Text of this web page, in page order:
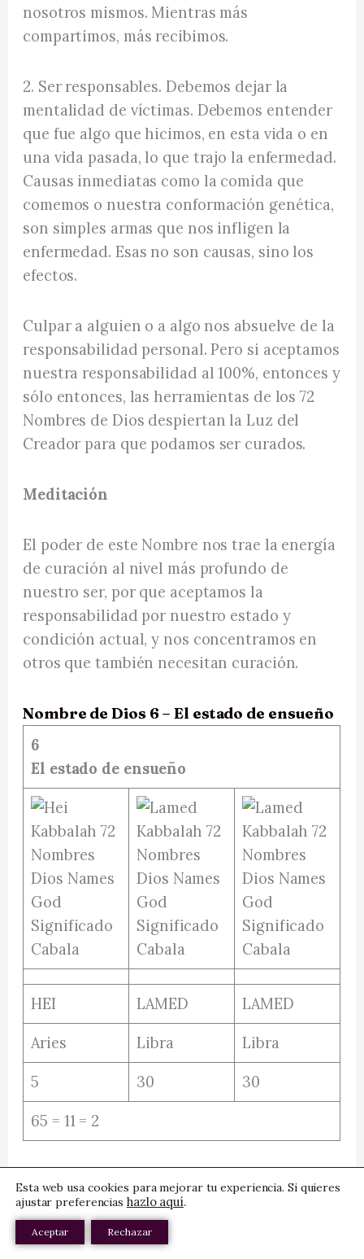
nosotros mismos. Mientras más
compartimos, más recibimos.
2. Ser responsables. Debemos dejar la
mentalidad de víctimas. Debemos entender
que fue algo que hicimos, en esta vida o en
una vida pasada, lo que trajo la enfermedad.
Causas inmediatas como la comida que
comemos o nuestra conformación genética,
son simples armas que nos infligen la
enfermedad. Esas no son causas, sino los
efectos.
Culpar a alguien o a algo nos absuelve de la
responsabilidad personal. Pero si aceptamos
nuestra responsabilidad al 100%, entonces y
sólo entonces, las herramientas de los 72
Nombres de Dios despiertan la Luz del
Creador para que podamos ser curados.
Meditación
El poder de este Nombre nos trae la energía
de curación al nivel más profundo de
nuestro ser, por que aceptamos la
responsabilidad por nuestro estado y
condición actual, y nos concentramos en
otros que también necesitan curación.
Nombre de Dios 6 – El estado de ensueño
6
El estado de ensueño
HEI LAMED LAMED
Aries Libra Libra
5 30 30
65 = 11 = 2
hay, sino que sólo es una de las muchas
dimensiones. Estas otras dimensiones son
accecibles de formas diferentes, una de las
Esta web usa cookies para mejorar tu experiencia. Si quieres
ajustar preferencias hazlo aquí.
Aceptar Rechazar